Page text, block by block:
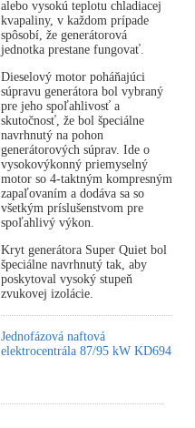
alebo vysokú teplotu chladiacej
kvapaliny, v každom prípade
spôsobí, že generátorová
jednotka prestane fungovať.
Dieselový motor poháňajúci
súpravu generátora bol vybraný
pre jeho spoľahlivosť a
skutočnosť, že bol špeciálne
navrhnutý na pohon
generátorových súprav. Ide o
vysokovýkonný priemyselný
motor so 4-taktným kompresným
zapaľovaním a dodáva sa so
všetkým príslušenstvom pre
spoľahlivý výkon.
Kryt generátora Super Quiet bol
špeciálne navrhnutý tak, aby
poskytoval vysoký stupeň
zvukovej izolácie.
Jednofázová naftová
elektrocentrála 87/95 kW KD694